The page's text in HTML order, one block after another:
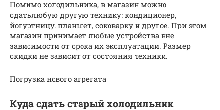
Помимо холодильника, в магазин можно
сдатьлюбую другую технику: кондиционер,
йогуртницу, планшет, соковарку и другое. При этом
магазин принимает любые устройства вне
зависимости от срока их эксплуатации. Размер
скидки не зависит от состояния техники.
Погрузка нового агрегата
Куда сдать старый холодильник